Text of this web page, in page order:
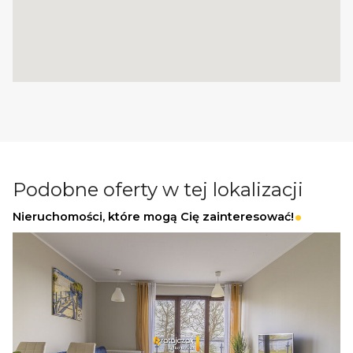
lokatę kapitału. Idealnie nadaje się pod:
Dom jednorodzinny lub rezydencję
wakacyjną.
Kameralny projekt deweloperski (np. dom
dwulokalowy / bliźniak).
Nieuciążliwe usługi skierowane do
mieszkańców i turystów.
Podobne oferty w tej lokalizacji
Nieruchomości, które mogą Cię zainteresować!